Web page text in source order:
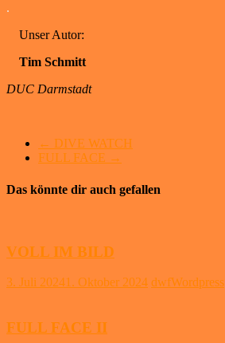
.
Unser Autor:
Tim Schmitt
DUC Darmstadt
← DIVE WATCH
FULL FACE →
Das könnte dir auch gefallen
VOLL IM BILD
3. Juli 20241. Oktober 2024 dwfWordpress
FULL FACE II